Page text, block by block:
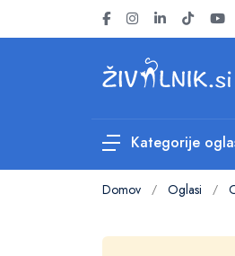
Kategorije
Domov / Oglasi /